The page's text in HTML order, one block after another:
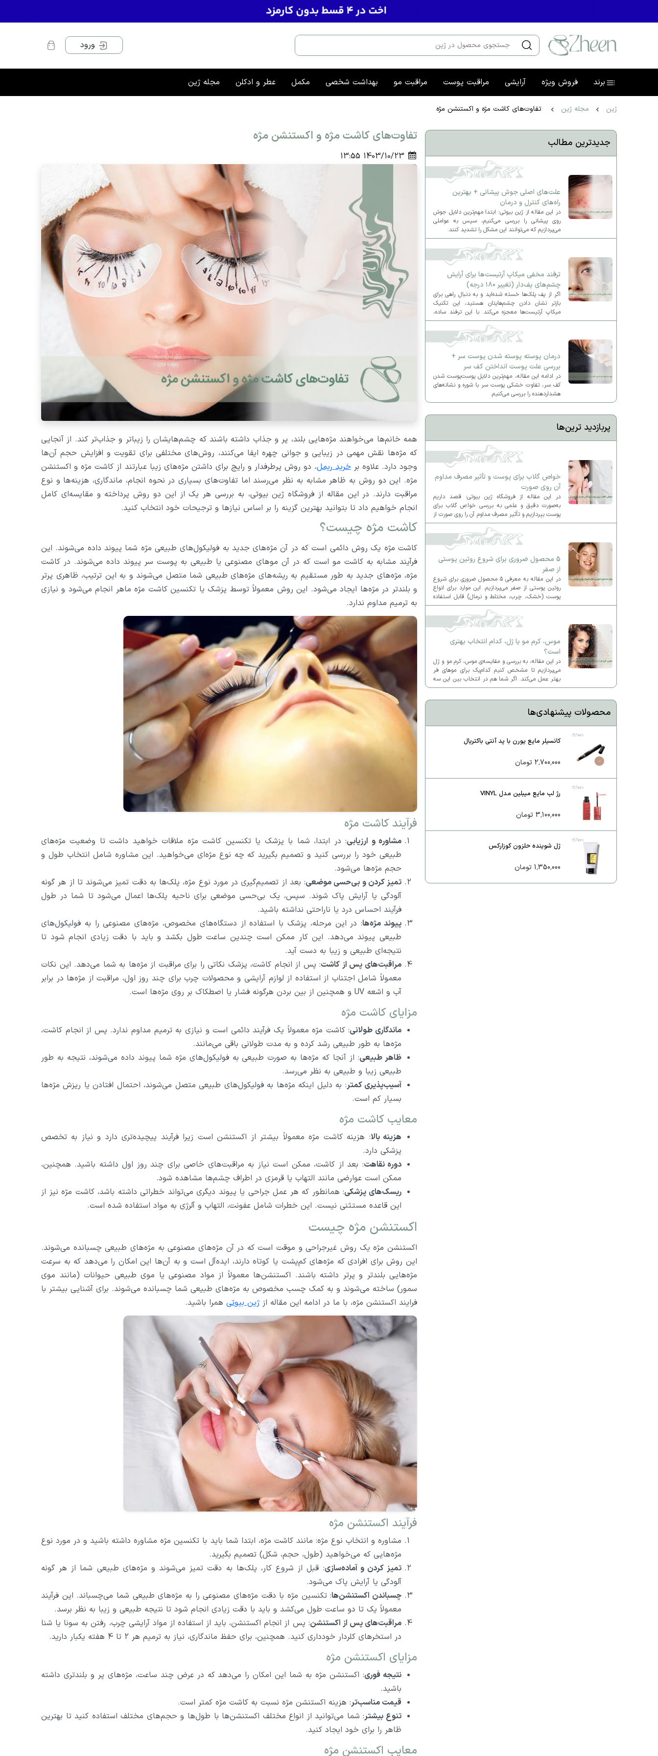
ورود
برند فروش ویژه آرایشی مراقبت پوست مراقبت مو بهداشت شخصی مکمل عطر و ادکلن مجله ژین
ژین مجله ژین تفاوت‌های کاشت مژه و اکستنشن مژه
جدیدترین مطالب
علت‌های اصلی جوش پیشانی + بهترین
راه‌های کنترل و درمان
در این مقاله از ژین بیوتی؛ ابتدا مهم‌ترین دلایل جوش
روی پیشانی را بررسی می‌کنیم، سپس به عواملی
می‌پردازیم که می‌توانند این مشکل را تشدید کنند.
ترفند مخفی میکاپ آرتیست‌ها برای آرایش
چشم‌های پف‌دار (تغییر ۱۸۰ درجه)
اگر از پف پلک‌ها خسته شده‌اید و به دنبال راهی برای
بازتر نشان دادن چشم‌هایتان هستید، این تکنیک
میکاپ آرتیست‌ها معجزه می‌کند. با این ترفند ساده،
آرایش چشم‌هایتان را کاملاً متحول کنید و ظاهری
لیفت‌شده و جذاب به چهره بدهید.
درمان پوسته پوسته شدن پوست سر +
بررسی علت پوست انداختن کف سر
در ادامه این مقاله، مهم‌ترین دلایل پوست‌پوست شدن
کف سر، تفاوت خشکی پوست سر با شوره و نشانه‌های
هشداردهنده را بررسی می‌کنیم.
پربازدید ترین‌ها
خواص گلاب برای پوست و تأثیر مصرف مداوم
آن روی صورت
در این مقاله از فروشگاه ژین بیوتی؛ قصد داریم
به‌صورت دقیق و علمی به بررسی خواص گلاب برای
پوست بپردازیم و تأثیر مصرف مداوم آن را روی صورت از
جنبه‌های مختلف بررسی کنیم.
5 محصول ضروری برای شروع روتین پوستی
از صفر
در این مقاله به معرفی ۵ محصول ضروری برای شروع
روتین پوستی از صفر می‌پردازیم. این موارد برای انواع
پوست (خشک، چرب، مختلط و نرمال) قابل استفاده
هستند و پایه‌ای مناسب برای روتین روزانه و شبانه شما
موس، کرم مو یا ژل، کدام انتخاب بهتری
است؟
در این مقاله، به بررسی و مقایسه‌ی موس، کرم مو و ژل
می‌پردازیم تا مشخص کنیم کدام‌یک برای موهای فر
بهتر عمل می‌کند. اگر شما هم در انتخاب بین این سه
محصول دچار تردید شده‌اید، این مطلب به شما کمک
محصولات پیشنهادی‌ها
کانسیلر مایع یورن با پد آنتی باکتریال
2,700,000 تومان
رژ لب مایع میبلین مدل VINYL
3,100,000 تومان
ژل شوینده حلزون کوزارکس
1,350,000 تومان
تفاوت‌های کاشت مژه و اکستنشن مژه
1403/10/23
13:55
همه خانم‌ها می‌خواهند مژه‌هایی بلند، پر و جذاب داشته باشند که چشم‌هایشان را زیباتر و جذاب‌تر کند. از آنجایی
که مژه‌ها نقش مهمی در زیبایی و جوانی چهره ایفا می‌کنند، روش‌های مختلفی برای تقویت و افزایش حجم آن‌ها
وجود دارد. علاوه برخرید ریمل، دو روش پرطرفدار و رایج برای داشتن مژه‌های زیبا عبارتند از کاشت مژه و اکستنشن
مژه. این دو روش به ظاهر مشابه به نظر می‌رسند اما تفاوت‌های بسیاری در نحوه انجام، ماندگاری، هزینه‌ها و نوع
مراقبت دارند. در این مقاله از فروشگاه ژین بیوتی، به بررسی هر یک از این دو روش پرداخته و مقایسه‌ای کامل
انجام خواهیم داد تا بتوانید بهترین گزینه را بر اساس نیازها و ترجیحات خود انتخاب کنید.
کاشت مژه چیست؟
کاشت مژه یک روش دائمی است که در آن مژه‌های جدید به فولیکول‌های طبیعی مژه شما پیوند داده می‌شوند. این
فرآیند مشابه به کاشت مو است که در آن موهای مصنوعی یا طبیعی به پوست سر پیوند داده می‌شوند. در کاشت
مژه، مژه‌های جدید به طور مستقیم به ریشه‌های مژه‌های طبیعی شما متصل می‌شوند و به این ترتیب، ظاهری پرتر
و بلندتر در مژه‌ها ایجاد می‌شود. این روش معمولاً توسط پزشک یا تکنسین کاشت مژه ماهر انجام می‌شود و نیازی
به ترمیم مداوم ندارد.
فرآیند کاشت مژه
مشاوره و ارزیابی: در ابتدا، شما با پزشک یا تکنسین کاشت مژه ملاقات خواهید داشت تا وضعیت مژه‌های
طبیعی خود را بررسی کنید و تصمیم بگیرید که چه نوع مژه‌ای می‌خواهید. این مشاوره شامل انتخاب طول و
حجم مژه‌ها می‌شود.
تمیز کردن و بی‌حسی موضعی: بعد از تصمیم‌گیری در مورد نوع مژه، پلک‌ها به دقت تمیز می‌شوند تا از هر گونه
آلودگی یا آرایش پاک شوند. سپس، یک بی‌حسی موضعی برای ناحیه پلک‌ها اعمال می‌شود تا شما در طول
فرآیند احساس درد یا ناراحتی نداشته باشید.
پیوند مژه‌ها: در این مرحله، پزشک با استفاده از دستگاه‌های مخصوص، مژه‌های مصنوعی را به فولیکول‌های
طبیعی پیوند می‌دهد. این کار ممکن است چندین ساعت طول بکشد و باید با دقت زیادی انجام شود تا
نتیجه‌ای طبیعی و زیبا به دست آید.
مراقبت‌های پس از کاشت: پس از انجام کاشت، پزشک نکاتی را برای مراقبت از مژه‌ها به شما می‌دهد. این نکات
معمولاً شامل اجتناب از استفاده از لوازم آرایشی و محصولات چرب برای چند روز اول، مراقبت از مژه‌ها در برابر
آب و اشعه UV و همچنین از بین بردن هرگونه فشار یا اصطکاک بر روی مژه‌ها است.
مزایای کاشت مژه
ماندگاری طولانی: کاشت مژه معمولاً یک فرآیند دائمی است و نیازی به ترمیم مداوم ندارد. پس از انجام کاشت،
مژه‌ها به طور طبیعی رشد کرده و به مدت طولانی باقی می‌مانند.
ظاهر طبیعی: از آنجا که مژه‌ها به صورت طبیعی به فولیکول‌های مژه شما پیوند داده می‌شوند، نتیجه به طور
طبیعی زیبا و طبیعی به نظر می‌رسد.
آسیب‌پذیری کمتر: به دلیل اینکه مژه‌ها به فولیکول‌های طبیعی متصل می‌شوند، احتمال افتادن یا ریزش مژه‌ها
بسیار کم است.
معایب کاشت مژه
هزینه بالا: هزینه کاشت مژه معمولاً بیشتر از اکستنشن است زیرا فرآیند پیچیده‌تری دارد و نیاز به تخصص
پزشکی دارد.
دوره نقاهت: بعد از کاشت، ممکن است نیاز به مراقبت‌های خاصی برای چند روز اول داشته باشید. همچنین،
ممکن است عوارضی مانند التهاب یا قرمزی در اطراف چشم‌ها مشاهده شود.
ریسک‌های پزشکی: همانطور که هر عمل جراحی یا پیوند دیگری می‌تواند خطراتی داشته باشد، کاشت مژه نیز از
این قاعده مستثنی نیست. این خطرات شامل عفونت، التهاب و آلرژی به مواد استفاده شده است.
اکستنشن مژه چیست
اکستنشن مژه یک روش غیرجراحی و موقت است که در آن مژه‌های مصنوعی به مژه‌های طبیعی چسبانده می‌شوند.
این روش برای افرادی که مژه‌های کم‌پشت یا کوتاه دارند، ایده‌آل است و به آن‌ها این امکان را می‌دهد که به سرعت
مژه‌هایی بلندتر و پرتر داشته باشند. اکستنشن‌ها معمولاً از مواد مصنوعی یا موی طبیعی حیوانات (مانند موی
سمور) ساخته می‌شوند و به کمک چسب مخصوص به مژه‌های طبیعی شما چسبانده می‌شوند. برای آشنایی بیشتر با
فرایند اکستنشن مژه، با ما در ادامه این مقاله از ژین بیوتی همرا باشید.
فرآیند اکستنشن مژه
مشاوره و انتخاب نوع مژه: مانند کاشت مژه، ابتدا شما باید با تکنسین مژه مشاوره داشته باشید و در مورد نوع
مژه‌هایی که می‌خواهید (طول، حجم، شکل) تصمیم بگیرید.
تمیز کردن و آماده‌سازی: قبل از شروع کار، پلک‌ها به دقت تمیز می‌شوند و مژه‌های طبیعی شما از هر گونه
آلودگی یا آرایش پاک می‌شود.
چسباندن اکستنشن‌ها: تکنسین مژه با دقت مژه‌های مصنوعی را به مژه‌های طبیعی شما می‌چسباند. این فرآیند
معمولاً یک تا دو ساعت طول می‌کشد و باید با دقت زیادی انجام شود تا نتیجه طبیعی و زیبا به نظر برسد.
مراقبت‌های پس از اکستنشن: پس از انجام اکستنشن، باید از استفاده از مواد آرایشی چرب، رفتن به سونا یا شنا
در استخرهای کلردار خودداری کنید. همچنین، برای حفظ ماندگاری، نیاز به ترمیم هر 2 تا 4 هفته یکبار دارید.
مزایای اکستنشن مژه
نتیجه فوری: اکستنشن مژه به شما این امکان را می‌دهد که در عرض چند ساعت، مژه‌های پر و بلندتری داشته
باشید.
قیمت مناسب‌تر: هزینه اکستنشن مژه نسبت به کاشت مژه کمتر است.
تنوع بیشتر: شما می‌توانید از انواع مختلف اکستنشن‌ها با طول‌ها و حجم‌های مختلف استفاده کنید تا بهترین
ظاهر را برای خود ایجاد کنید.
معایب اکستنشن مژه